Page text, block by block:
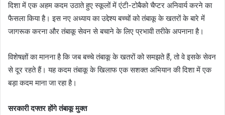
दिशा में एक अहम कदम उठाते हुए स्कूलों में एंटी-टोबैको चैप्टर अनिवार्य करने का
फैसला किया है। इस नए अध्याय का उद्देश्य बच्चों को तंबाकू के खतरों के बारे में
जागरूक करना और तंबाकू सेवन से बचाने के लिए प्रभावी तरीके अपनाना है।
विशेषज्ञों का मानना है कि जब बच्चे तंबाकू के खतरों को समझते हैं, तो वे इसके सेवन
से दूर रहते हैं। यह कदम तंबाकू के खिलाफ एक सशक्त अभियान की दिशा में एक
बड़ा कदम माना जा रहा है।
सरकारी दफ्तर होंगे तंबाकू मुक्त